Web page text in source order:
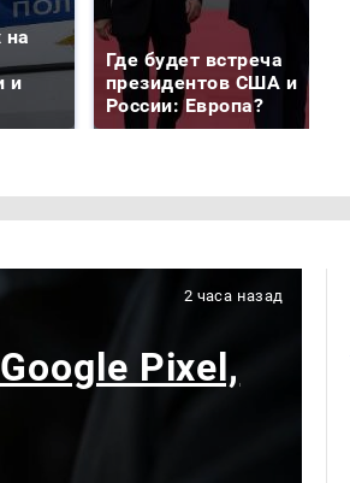
и
Где будет встреча
президентов США и
России: Европа?
2 часа назад
Pixel,